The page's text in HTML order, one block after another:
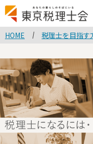
HOME 税理士を目指す